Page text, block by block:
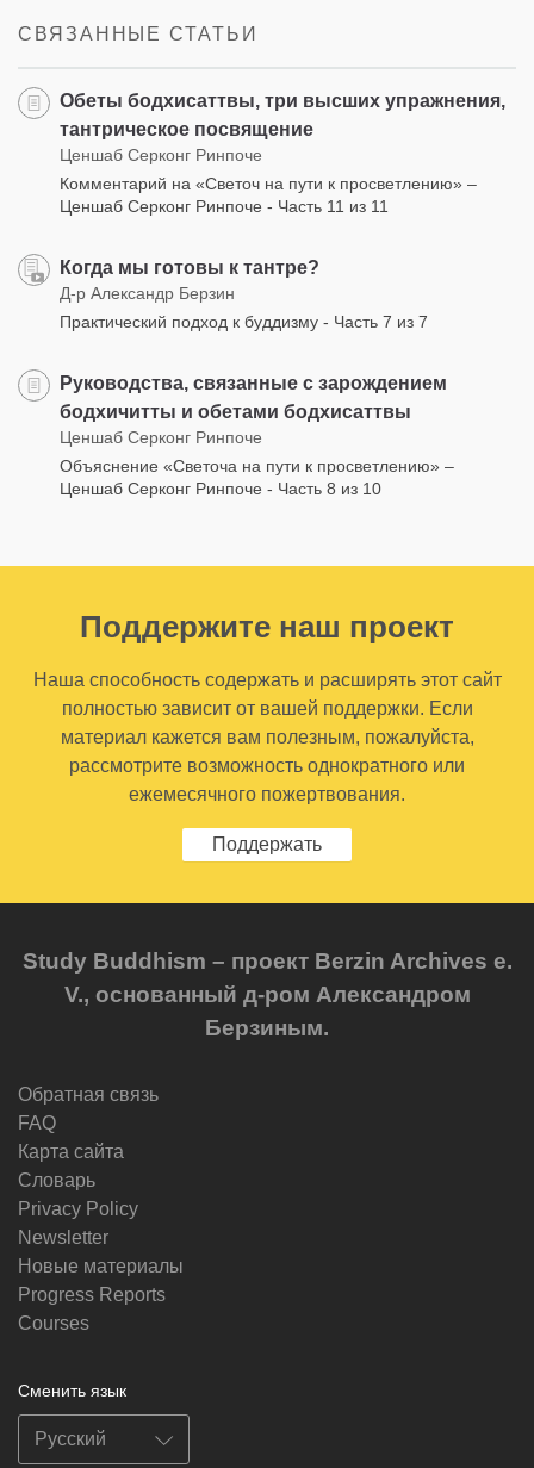
СВЯЗАННЫЕ СТАТЬИ
Обеты бодхисаттвы, три высших упражнения,
тантрическое посвящение
Ценшаб Серконг Ринпоче
Комментарий на «Светоч на пути к просветлению» –
Ценшаб Серконг Ринпоче - Часть 11 из 11
Когда мы готовы к тантре?
Д-р Александр Берзин
Практический подход к буддизму - Часть 7 из 7
Руководства, связанные с зарождением
бодхичитты и обетами бодхисаттвы
Ценшаб Серконг Ринпоче
Объяснение «Светоча на пути к просветлению» –
Ценшаб Серконг Ринпоче - Часть 8 из 10
Поддержите наш проект
Наша способность содержать и расширять этот сайт
полностью зависит от вашей поддержки. Если
материал кажется вам полезным, пожалуйста,
рассмотрите возможность однократного или
ежемесячного пожертвования.
Поддержать
Study Buddhism – проект Berzin Archives e.
V., основанный д-ром Александром
Берзиным.
Обратная связь
FAQ
Карта сайта
Словарь
Privacy Policy
Newsletter
Новые материалы
Progress Reports
Courses
Сменить язык